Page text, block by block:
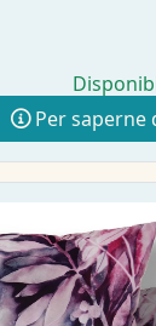
Per saperne